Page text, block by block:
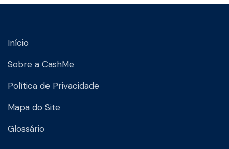
Início
Sobre a CashMe
Política de Privacidade
Mapa do Site
Glossário